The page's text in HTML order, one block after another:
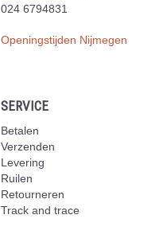
024 6794831
Openingstijden Nijmegen
SERVICE
Betalen
Verzenden
Levering
Ruilen
Retourneren
Track and trace